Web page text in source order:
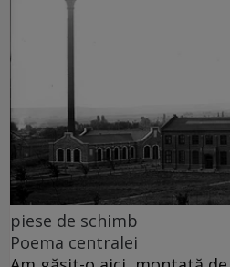
piese de schimb
Poema centralei